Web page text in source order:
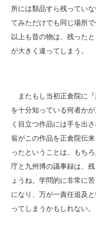
所には類品すら残ってい
てみただけでも同じ場所
以上も昔の物は、残った
が大きく違ってしまう。
またもし当初正倉院に
を十分知っている何者か
く目立つ作品には手を出
翁がこの作品を正倉院伝
ったということは、もち
庁と九州博の議事録は、
ょうね。学問的に非常に
になり、万が一責任追及
ってしまうかもしれない。